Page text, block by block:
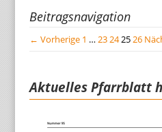
Beitragsnavigation
← Vorherige 1 …23242526
Aktuelles Pfarrblatt